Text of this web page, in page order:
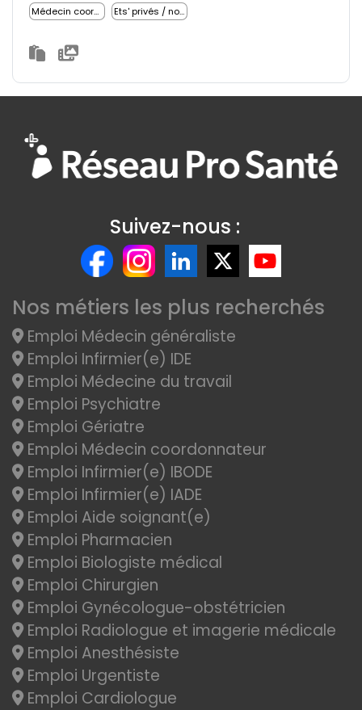
Médecin coordonnateur Ets' privés / non lucratifs
Suivez-nous :
Nos métiers les plus recherchés
Emploi Médecin généraliste
Emploi Infirmier(e) IDE
Emploi Médecine du travail
Emploi Psychiatre
Emploi Gériatre
Emploi Médecin coordonnateur
Emploi Infirmier(e) IBODE
Emploi Infirmier(e) IADE
Emploi Aide soignant(e)
Emploi Pharmacien
Emploi Biologiste médical
Emploi Chirurgien
Emploi Gynécologue-obstétricien
Emploi Radiologue et imagerie médicale
Emploi Anesthésiste
Emploi Urgentiste
Emploi Cardiologue